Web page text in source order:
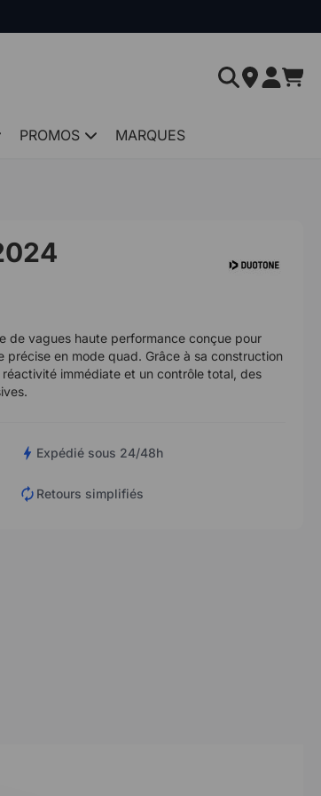
PROMOS MARQUES
de vagues haute performance conçue pour
en mode quad. Grâce à sa construction
immédiate et un contrôle total, des
Expédié sous 24/48h
Retours simplifiés